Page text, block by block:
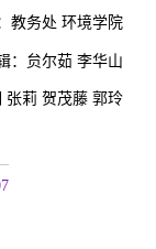
教务处 环境学院
：贠尔茹 李华山
张莉 贺茂藤 郭玲